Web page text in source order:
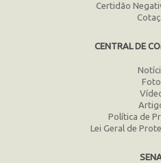
Certidão
CENTRAL DE
Política de
Lei Geral de